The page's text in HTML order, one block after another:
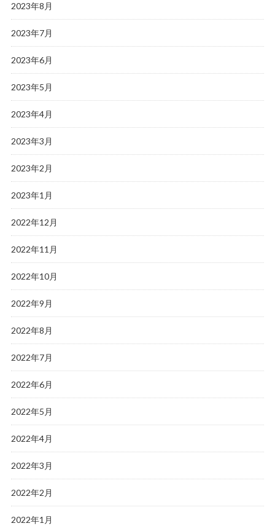
2023年8月
2023年7月
2023年6月
2023年5月
2023年4月
2023年3月
2023年2月
2023年1月
2022年12月
2022年11月
2022年10月
2022年9月
2022年8月
2022年7月
2022年6月
2022年5月
2022年4月
2022年3月
2022年2月
2022年1月